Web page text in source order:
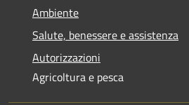
Ambiente
Salute, benessere e assistenza
Autorizzazioni
Agricoltura e pesca